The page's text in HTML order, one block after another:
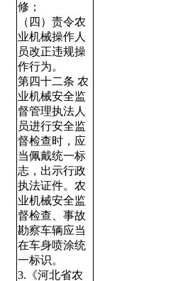
修；
（四）责令农
业机械操作人
员改正违规操
作行为。
第四十二条 农
业机械安全监
督管理执法人
员进行安全监
督检查时，应
当佩戴统一标
志，出示行政
执法证件。农
业机械安全监
督检查、事故
勘察车辆应当
在车身喷涂统
一标识。
3.《河北省农